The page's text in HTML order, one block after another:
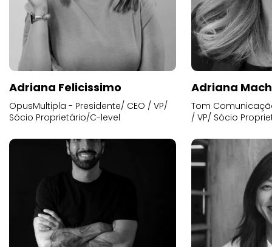
Adriana Felicissimo
OpusMultipla - Presidente/ CEO / VP/
Sócio Proprietário/C-level
Adriana
Tom
/ VP/ Sócio